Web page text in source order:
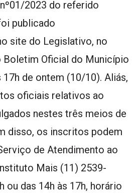
2023 do referido
publicado
site do Legislativo, no
Boletim Oficial do Município
17h de ontem (10/10). Aliás,
oficiais relativos ao
nestes três meios de
disso, os inscritos podem
de Atendimento ao
Mais (11) 2539-
ou das 14h às 17h, horário